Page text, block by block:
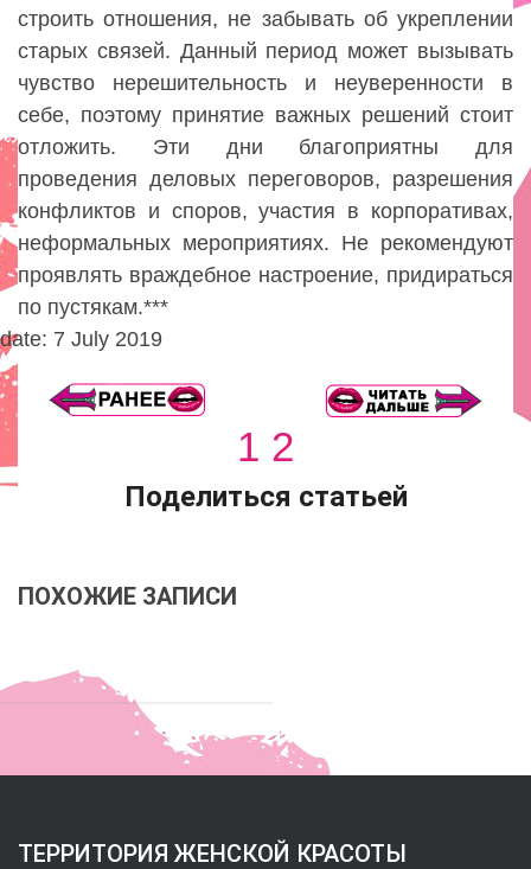
строить отношения, не забывать об укреплении
старых связей. Данный период может вызывать
чувство нерешительность и неуверенности в
себе, поэтому принятие важных решений стоит
отложить. Эти дни благоприятны для
проведения деловых переговоров, разрешения
конфликтов и споров, участия в корпоративах,
неформальных мероприятиях. Не рекомендуют
проявлять враждебное настроение, придираться
по пустякам.***
date: 7 July 2019
1 2
Поделиться статьей
ПОХОЖИЕ ЗАПИСИ
ТЕРРИТОРИЯ ЖЕНСКОЙ КРАСОТЫ